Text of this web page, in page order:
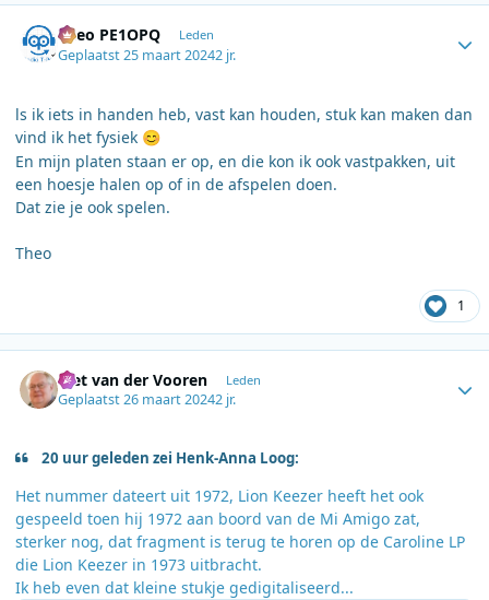
Theo PE1OPQ Leden
Geplaatst25 maart 20242 jr.
ls ik iets in handen heb, vast kan houden, stuk kan maken dan
vind ik het fysiek 😊
En mijn platen staan er op, en die kon ik ook vastpakken, uit
een hoesje halen op of in de afspelen doen.
Dat zie je ook spelen.
Theo
1
Piet van der Vooren Leden
Geplaatst26 maart 20242 jr.
20 uur geleden zei Henk-Anna Loog:
Het nummer dateert uit 1972, Lion Keezer heeft het ook
gespeeld toen hij 1972 aan boord van de Mi Amigo zat,
sterker nog, dat fragment is terug te horen op de Caroline LP
die Lion Keezer in 1973 uitbracht.
Ik heb even dat kleine stukje gedigitaliseerd...